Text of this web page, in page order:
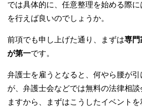
では具体的に、任意整理を始める際
を行えば良いのでしょうか。
前項でも申し上げた通り、まずは専門
が第一です。
弁護士を雇うとなると、何やら腰が
が、弁護士会などでは無料の法律相
ますから、まずはこうしたイベント